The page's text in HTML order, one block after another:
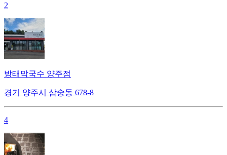
2
방태막국수 양주점
경기 양주시 삼숭동 678-8
4